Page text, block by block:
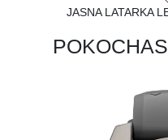
JASNA LATARKA